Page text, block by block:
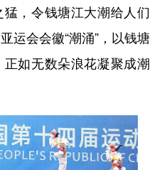
信息化 数字经济
银龄 溯源中国
时尚 悦读
亚太网 上市公司
，令钱塘江大潮给人们
运会会徽“潮涌”，以钱塘
如无数朵浪花凝聚成潮